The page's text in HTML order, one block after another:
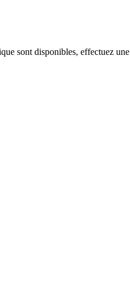
sont disponibles, effectuez